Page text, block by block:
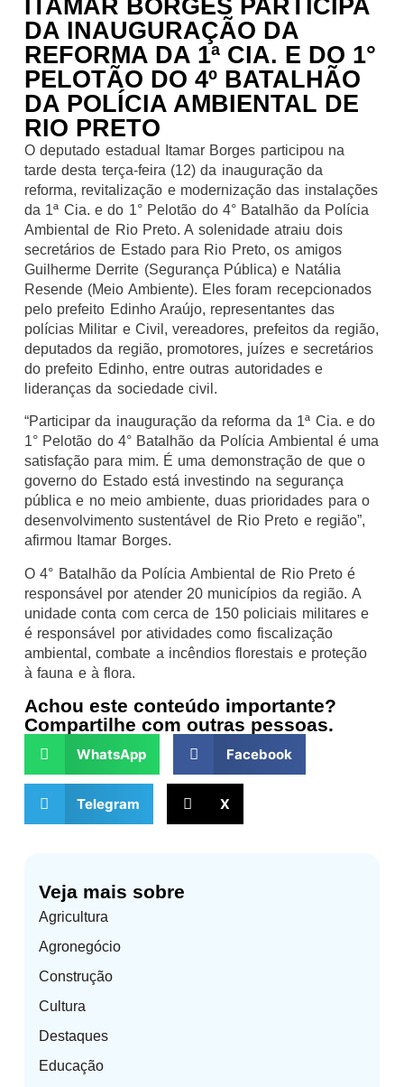
Veja mais sobre
Agricultura
Agronegócio
Construção
Cultura
Destaques
Educação
ITAMAR BORGES PARTICIPA
DA INAUGURAÇÃO DA
REFORMA DA 1ª CIA. E DO 1°
PELOTÃO DO 4º BATALHÃO
DA POLÍCIA AMBIENTAL DE
RIO PRETO
O deputado estadual Itamar Borges participou na
tarde desta terça-feira (12) da inauguração da
reforma, revitalização e modernização das instalações
da 1ª Cia. e do 1° Pelotão do 4° Batalhão da Polícia
Ambiental de Rio Preto. A solenidade atraiu dois
secretários de Estado para Rio Preto, os amigos
Guilherme Derrite (Segurança Pública) e Natália
Resende (Meio Ambiente). Eles foram recepcionados
pelo prefeito Edinho Araújo, representantes das
polícias Militar e Civil, vereadores, prefeitos da região,
deputados da região, promotores, juízes e secretários
do prefeito Edinho, entre outras autoridades e
lideranças da sociedade civil.
“Participar da inauguração da reforma da 1ª Cia. e do
1° Pelotão do 4° Batalhão da Polícia Ambiental é uma
satisfação para mim. É uma demonstração de que o
governo do Estado está investindo na segurança
pública e no meio ambiente, duas prioridades para o
desenvolvimento sustentável de Rio Preto e região”,
afirmou Itamar Borges.
O 4° Batalhão da Polícia Ambiental de Rio Preto é
responsável por atender 20 municípios da região. A
unidade conta com cerca de 150 policiais militares e
é responsável por atividades como fiscalização
ambiental, combate a incêndios florestais e proteção
à fauna e à flora.
Achou este conteúdo importante?
Compartilhe com outras pessoas.
WhatsApp Facebook
Telegram X